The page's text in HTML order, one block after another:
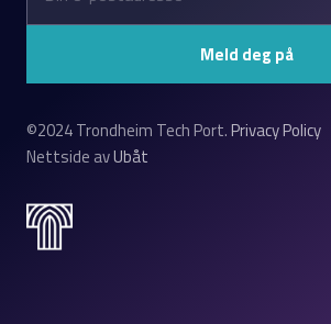
©2024 Trondheim Tech Port.Privacy Policy
Nettside avUbåt